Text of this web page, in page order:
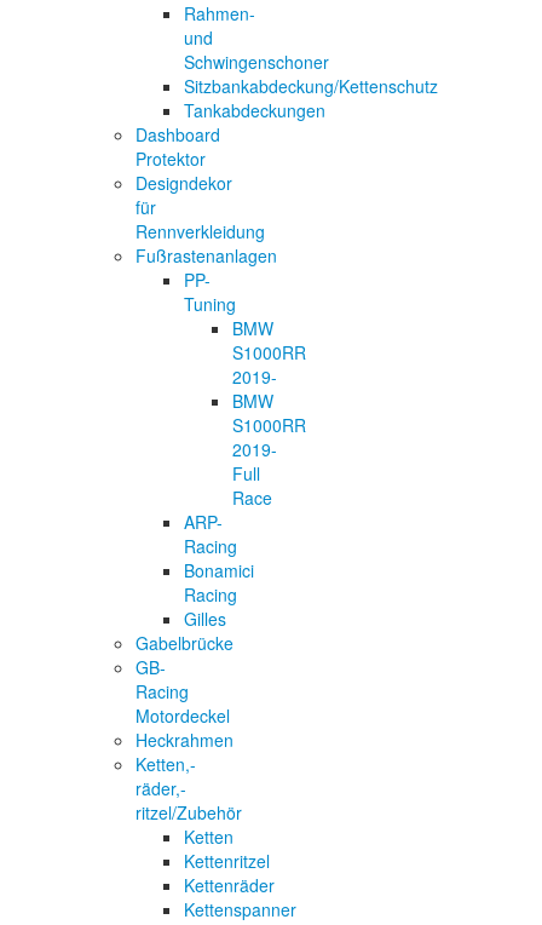
Rahmen-
und
Schwingenschoner
Sitzbankabdeckung/Kettenschutz
Tankabdeckungen
Dashboard
Protektor
Designdekor
für
Rennverkleidung
Fußrastenanlagen
PP-
Tuning
BMW
S1000RR
2019-
BMW
S1000RR
2019-
Full
Race
ARP-
Racing
Bonamici
Racing
Gilles
Gabelbrücke
GB-
Racing
Motordeckel
Heckrahmen
Ketten,-
räder,-
ritzel/Zubehör
Ketten
Kettenritzel
Kettenräder
Kettenspanner